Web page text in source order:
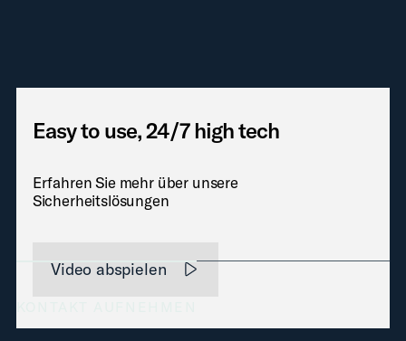
Easy to use, 24/7 high tech
Erfahren Sie mehr über unsere
Sicherheitslösungen
Video abspielen